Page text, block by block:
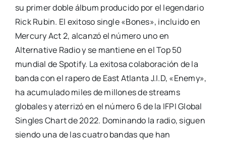
su primer doble álbum producido por el legendario
Rick Rubin. El exitoso single «Bones», incluido en
Mercury Act 2, alcanzó el número uno en
Alternative Radio y se mantiene en el Top 50
mundial de Spotify. La exitosa colaboración de la
banda con el rapero de East Atlanta J.I.D, «Enemy»,
ha acumulado miles de millones de streams
globales y aterrizó en el número 6 de la IFPI Global
Singles Chart de 2022. Dominando la radio, siguen
siendo una de las cuatro bandas que han